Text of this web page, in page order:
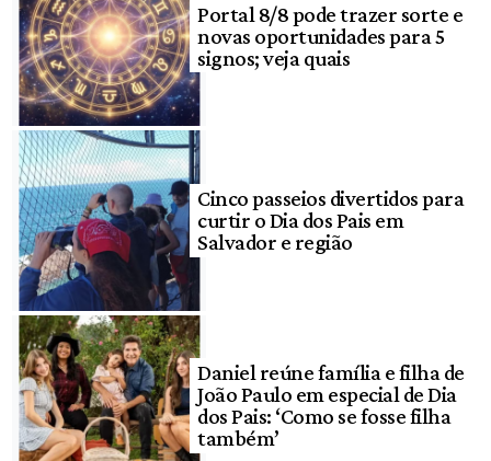
Portal 8/8 pode trazer sorte e
novas oportunidades para 5
signos; veja quais
Cinco passeios divertidos para
curtir o Dia dos Pais em
Salvador e região
Daniel reúne família e filha de
João Paulo em especial de Dia
dos Pais: ‘Como se fosse filha
também’